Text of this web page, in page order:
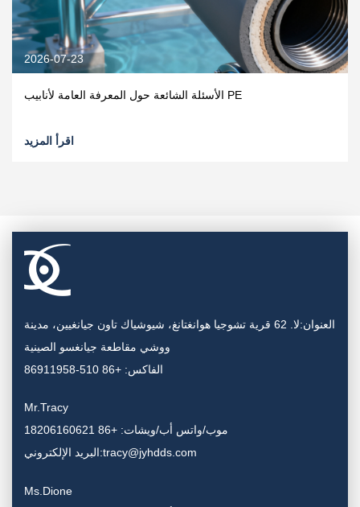
2026-07-23
الأسئلة الشائعة حول المعرفة العامة لأنابيب PE
اقرأ المزيد
العنوان:لا. 62 قرية تشوجيا هوانغتانغ، شيوشياك تاون جيانغيين، مدينة
ووشي مقاطعة جيانغسو الصينية
الفاكس: +86 510-86911958
Mr.Tracy
موب/واتس أب/ويشات: +86 18206160621
البريد الإلكتروني:tracy@jyhdds.com
Ms.Dione